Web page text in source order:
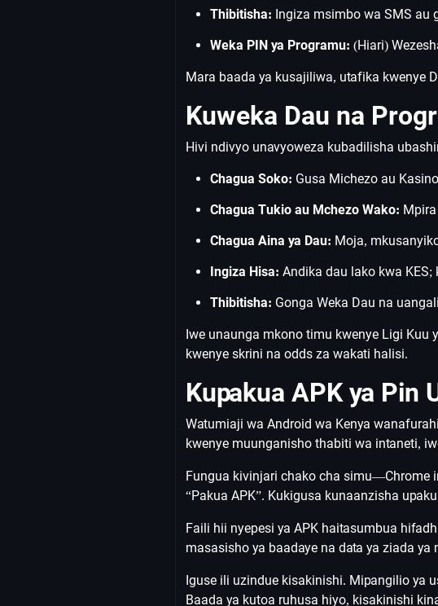
Thibitisha: Ingiza msimbo wa SMS au
Weka PIN ya Programu: (Hiari)
Mara baada ya kusajiliwa, utafika kwenye
Kuweka Dau na
Hivi ndivyo unavyoweza kubadilisha
Chagua Soko: Gusa Michezo au
Chagua Tukio au Mchezo Wako:
Chagua Aina ya Dau: Moja,
Ingiza Hisa: Andika dau lako kwa
Thibitisha: Gonga Weka Dau na
Iwe unaunga mkono timu kwenye Ligi Kuu
kwenye skrini na odds za wakati halisi.
Kupakua APK ya Pin
Watumiaji wa Android wa Kenya
kwenye muunganisho thabiti wa intaneti,
Fungua kivinjari chako cha simu—Chrome
“Pakua APK”. Kukigusa kunaanzisha
Faili hii nyepesi ya APK haitasumbua
masasisho ya baadaye na data ya ziada
Iguse ili uzindue kisakinishi. Mipangilio ya
Baada ya kutoa ruhusa hiyo, kisakinishi